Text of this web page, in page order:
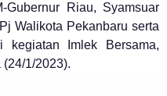
Gubernur Riau, Syamsuar
Walikota Pekanbaru serta
kegiatan Imlek Bersama,
1/2023).